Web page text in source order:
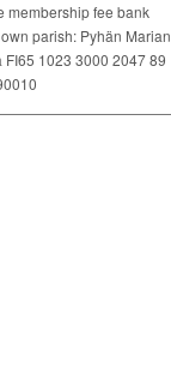
membership fee bank
parish: Pyhän Marian
1023 3000 2047 89